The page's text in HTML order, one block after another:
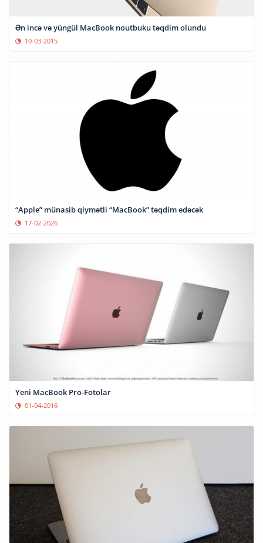
Ən incə və yüngül MacBook noutbuku təqdim olundu
10-03-2015
“Apple” münasib qiymətli “MacBook” təqdim edəcək
17-02-2026
Yeni MacBook Pro-Fotolar
01-04-2016